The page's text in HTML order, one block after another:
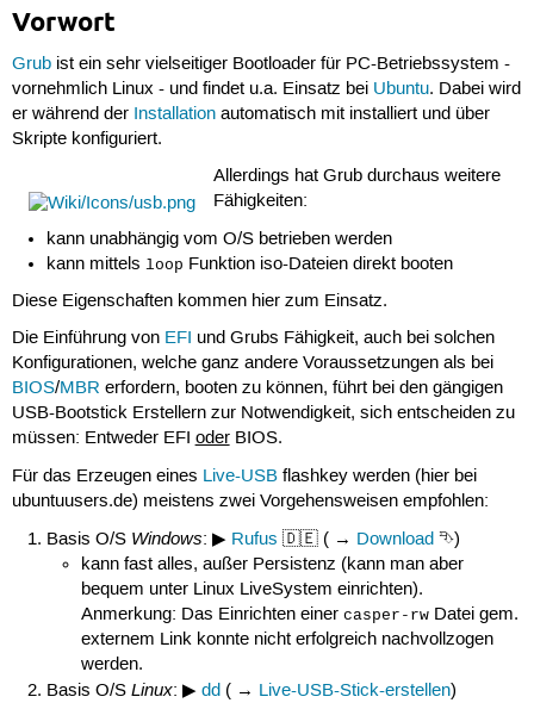
Vorwort
Grubist ein sehr vielseitiger Bootloader für PC-Betriebssystem -
vornehmlich Linux - und findet u.a. Einsatz bei Ubuntu. Dabei wird
er während der Installationautomatisch mit installiert und über
Skripte konfiguriert.
Allerdings hat Grub durchaus weitere
Fähigkeiten:
kann unabhängig vom O/S betrieben werden
kann mittelsloop Funktion iso-Dateien direkt booten
Diese Eigenschaften kommen hier zum Einsatz.
Die Einführung von EFI und Grubs Fähigkeit, auch bei solchen
Konfigurationen, welche ganz andere Voraussetzungen als bei
BIOS/MBR erfordern, booten zu können, führt bei den gängigen
USB-Bootstick Erstellern zur Notwendigkeit, sich entscheiden zu
müssen: Entweder EFI oderBIOS.
Für das Erzeugen eines Live-USBflashkey werden (hier bei
ubuntuusers.de) meistens zwei Vorgehensweisen empfohlen:
Basis O/S Windows: ▶ Rufus 🇩🇪 ( → Download ⮷)
kann fast alles, außer Persistenz (kann man aber
bequem unter Linux LiveSystem einrichten).
Anmerkung: Das Einrichten einercasper-rw Datei gem.
externem Link konnte nicht erfolgreich nachvollzogen
werden.
Basis O/SLinux: ▶dd ( → Live-USB-Stick-erstellen)